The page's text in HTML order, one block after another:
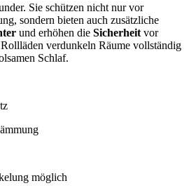
Sie schützen nicht nur vor
sondern bieten auch zusätzliche
und erhöhen die Sicherheit vor
verdunkeln Räume vollständig
Schlaf.
möglich